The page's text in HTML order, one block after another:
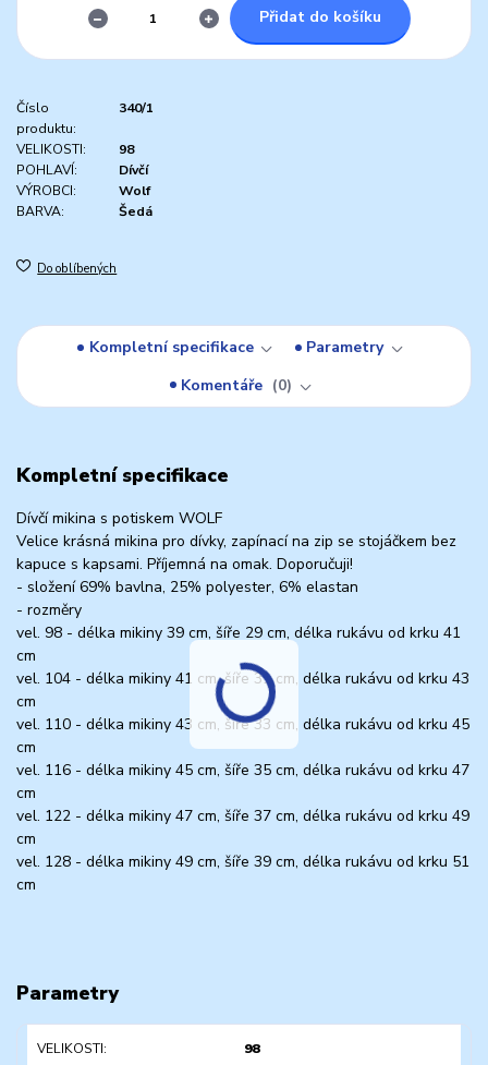
Přidat do košíku
Číslo
produktu:
340/1
VELIKOSTI:
98
POHLAVÍ:
Dívčí
VÝROBCI:
Wolf
BARVA:
Šedá
Do oblíbených
Kompletní specifikace
Parametry
Komentáře
0
Kompletní specifikace
Dívčí mikina s potiskem WOLF
Velice krásná mikina pro dívky, zapínací na zip se stojáčkem bez
kapuce s kapsami. Příjemná na omak. Doporučuji!
- složení 69% bavlna, 25% polyester, 6% elastan
- rozměry
vel. 98 - délka mikiny 39 cm, šíře 29 cm, délka rukávu od krku 41
cm
vel. 104 - délka mikiny 41 cm, šíře 31 cm, délka rukávu od krku 43
cm
vel. 110 - délka mikiny 43 cm, šíře 33 cm, délka rukávu od krku 45
cm
vel. 116 - délka mikiny 45 cm, šíře 35 cm, délka rukávu od krku 47
cm
vel. 122 - délka mikiny 47 cm, šíře 37 cm, délka rukávu od krku 49
cm
vel. 128 - délka mikiny 49 cm, šíře 39 cm, délka rukávu od krku 51
cm
Parametry
VELIKOSTI 98